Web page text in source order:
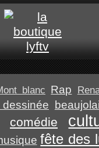
blanc Rap
comédie
fête des